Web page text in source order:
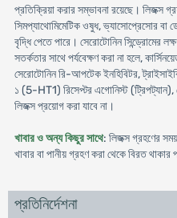
প্রতিক্রিয়া করার সম্ভাবনা রয়েছে। লিজক্স
সিমপ্যাথোমিমেটিক ওষুধ, ভ্যাসোপ্রেসোর বা
বৃদ্ধি পেতে পারে। সেরোটোনিন সিন্ড্রোমের
সতর্কতার সাথে পর্যবেক্ষণ করা না হলে,
সেরোটোনিন রি-আপটেক ইনহিবিটর,
১ (5-HT1) রিসেপ্টর এগোনিস্ট (ট্রিপট্যান),
লিজক্স প্রয়োগ করা যাবে না।
খাবার ও অন্য কিছুর সাথে: লিজক্স গ্রহণের
খাবার বা পানীয় গ্রহণ করা থেকে বিরত থাকার
প্রতিনির্দেশনা